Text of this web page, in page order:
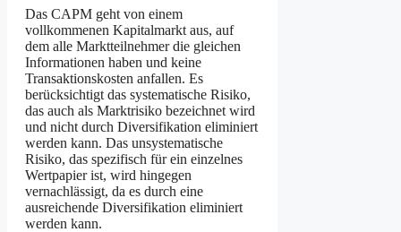
Das CAPM geht von einem
vollkommenen Kapitalmarkt aus, auf
dem alle Marktteilnehmer die gleichen
Informationen haben und keine
Transaktionskosten anfallen. Es
berücksichtigt das systematische Risiko,
das auch als Marktrisiko bezeichnet wird
und nicht durch Diversifikation eliminiert
werden kann. Das unsystematische
Risiko, das spezifisch für ein einzelnes
Wertpapier ist, wird hingegen
vernachlässigt, da es durch eine
ausreichende Diversifikation eliminiert
werden kann.